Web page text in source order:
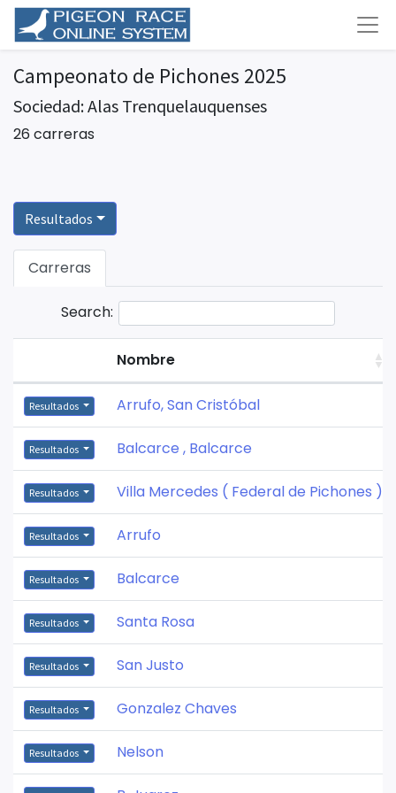
Campeonato de Pichones 2025
Sociedad: Alas Trenquelauquenses
26 carreras
Resultados
Carreras
Search:
Nombre
Resultados Arrufo, San Cristóbal
Resultados Balcarce , Balcarce
Resultados Villa Mercedes ( Federal de Pichones )
Resultados Arrufo
Resultados Balcarce
Resultados Santa Rosa
Resultados San Justo
Resultados Gonzalez Chaves
Resultados Nelson